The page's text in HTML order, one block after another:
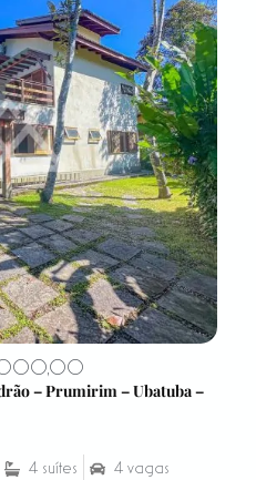
– Prumirim – Ubatuba –
4 suítes 4 vagas